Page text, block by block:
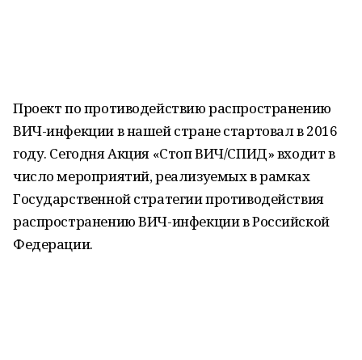
Проект по противодействию распространению
ВИЧ-инфекции в нашей стране стартовал в 2016
году. Сегодня Акция «Стоп ВИЧ/СПИД» входит в
число мероприятий, реализуемых в рамках
Государственной стратегии противодействия
распространению ВИЧ-инфекции в Российской
Федерации.